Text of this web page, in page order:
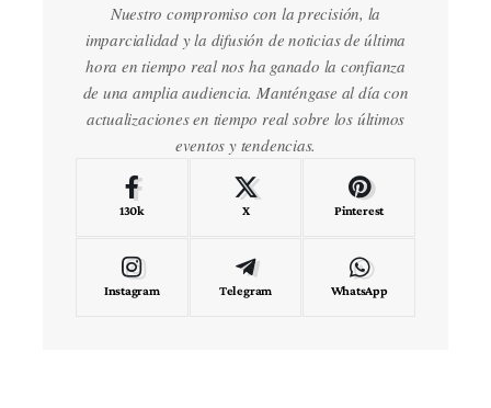
Nuestro compromiso con la precisión, la
imparcialidad y la difusión de noticias de última
hora en tiempo real nos ha ganado la confianza
de una amplia audiencia. Manténgase al día con
actualizaciones en tiempo real sobre los últimos
eventos y tendencias.
130k X Pinterest
Instagram Telegram WhatsApp